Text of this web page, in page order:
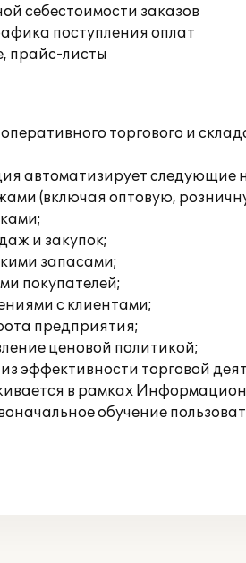
себестоимости заказов
поступления оплат
прайс-листы
торгового и
автоматизирует следующие
(включая оптовую,
и закупок;
запасами;
покупателей;
с клиентами;
предприятия;
ценовой политикой;
эффективности торговой
в рамках
обучение